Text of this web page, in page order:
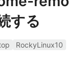
する
RockyLinux10